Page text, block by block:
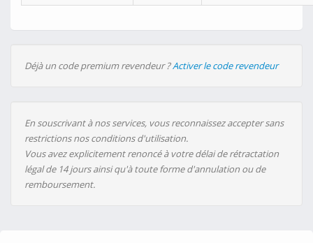
Déjà un code premium revendeur ?Activer le code revendeur
En souscrivant à nos services, vous reconnaissez accepter sans
restrictions nos conditions d'utilisation.
Vous avez explicitement renoncé à votre délai de rétractation
légal de 14 jours ainsi qu'à toute forme d'annulation ou de
remboursement.